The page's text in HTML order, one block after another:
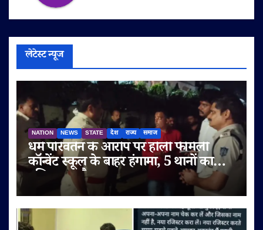
लेटेस्ट न्यूज
NATION NEWS STATE देश राज्य समाज
धर्म परिवर्तन के आरोप पर होली फैमिली
कॉन्वेंट स्कूल के बाहर हंगामा, 5 थानों का
पुलिस बल तैनात